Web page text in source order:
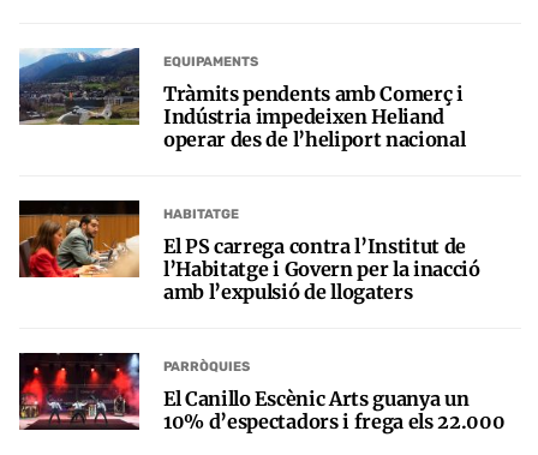
EQUIPAMENTS
Tràmits pendents amb Comerç i
Indústria impedeixen Heliand
operar des de l’heliport nacional
HABITATGE
El PS carrega contra l’Institut de
l’Habitatge i Govern per la inacció
amb l’expulsió de llogaters
PARRÒQUIES
El Canillo Escènic Arts guanya un
10% d’espectadors i frega els 22.000